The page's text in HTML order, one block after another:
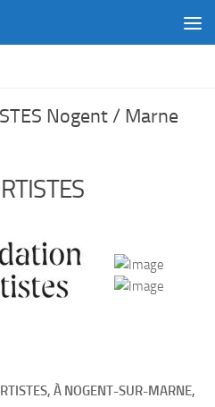
Nogent / Marne
À NOGENT-SUR-MARNE,